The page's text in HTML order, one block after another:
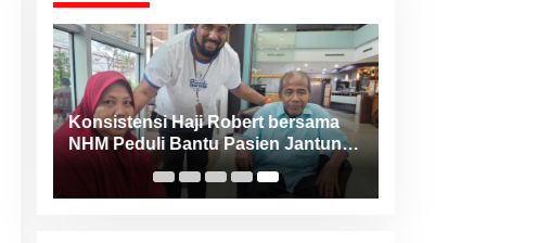
Konsistensi Haji Robert bersama
NHM Peduli Bantu Pasien Jantung
dari Berbagai Daerah di Maluku